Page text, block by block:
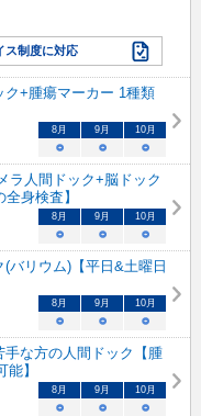
ス制度に対応
ク+腫瘍マーカー 1種類
8 月 9 月 10月
○ ○ ○
ラ人間ドック+脳ドック
身検査】
8 月 9 月 10月
○ ○ ○
(バリウム)【平日&土曜日
8 月 9 月 10月
○ ○ ○
手な方の人間ドック【腫
】
8 月 9 月 10月
○ ○ ○